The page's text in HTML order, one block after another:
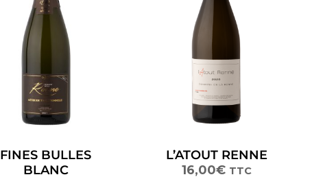
FINES BULLES
BLANC
L’ATOUT RENNE
16,00€ TTC